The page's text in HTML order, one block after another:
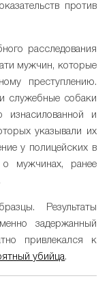
против
расследования
мужчин, которые
преступлению.
служебные собаки
и
указывали их
у полицейских в
мужчинах, ранее
Результаты
задержанный
привлекался к
убийца.